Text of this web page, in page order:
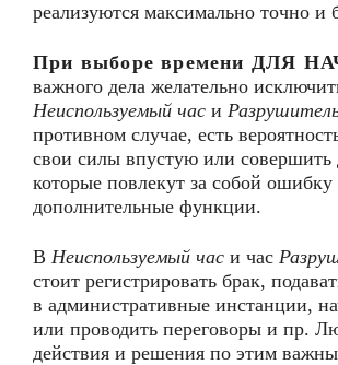
реализуются максимально точно и
При выборе времени ДЛЯ
важного дела желательно
Неиспользуемый час и
противном случае, есть
свои силы впустую или совершить
которые повлекут за собой
дополнительные функции.
В Неиспользуемый час и час
стоит регистрировать брак,
в административные инстанции,
или проводить переговоры и пр.
действия и решения по этим